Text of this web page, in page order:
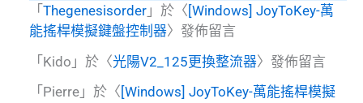
「 Thegenesisorder 」於〈[Windows] JoyToKey-萬
能搖桿模擬鍵盤控制器〉發佈留言
「 Kido 」於〈光陽V2_125更換整流器〉發佈留言
「 Pierre 」於〈 [Windows] JoyToKey-萬能搖桿模擬